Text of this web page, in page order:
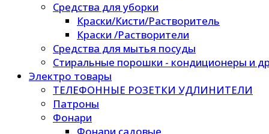
Средства для уборки
Краски/Кисти/Растворитель
Краски /Растворители
Средства для мытья посуды
Стиральные порошки - кондиционеры и
Электро товары
ТЕЛЕФОННЫЕ РОЗЕТКИ УДЛИНИТЕЛИ
Патроны
Фонари